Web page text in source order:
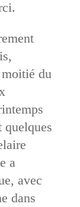
du
quelques
a
avec
dans